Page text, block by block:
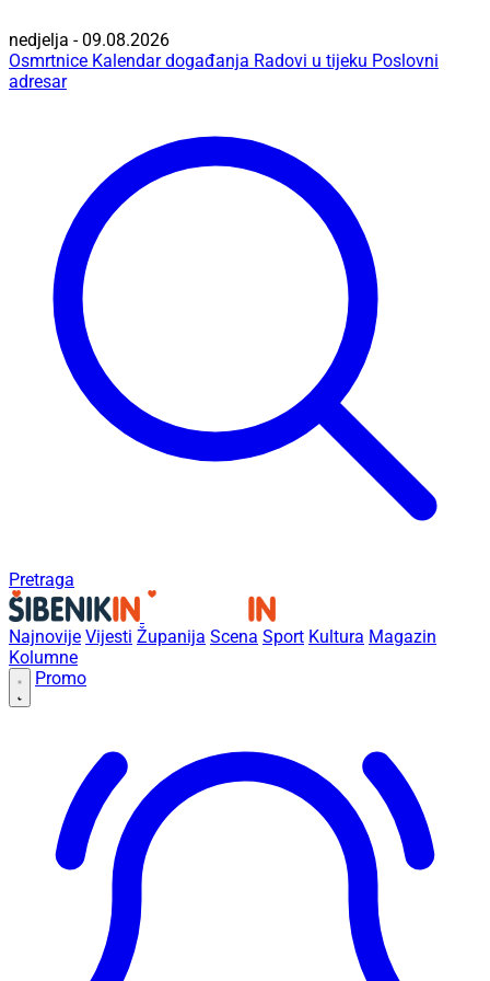
nedjelja - 09.08.2026
Osmrtnice Kalendar događanja Radovi u tijeku Poslovni
adresar
Pretraga
Najnovije Vijesti Županija Scena Sport Kultura Magazin
Kolumne
Promo